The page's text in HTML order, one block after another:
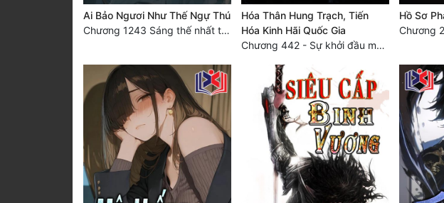
Ai Bảo Ngươi Như Thế Ngự Thú
Chương 1243 Sáng thế nhất tộc! Vũ Trụ Kỷ Nguyên! (đại kết cục)
Hóa Thân Hung Trạch, Tiến
Hóa Kinh Hãi Quốc Gia
Chương 442 - Sự khởi đầu mới (HẾT)
Hồ Sơ
Chương